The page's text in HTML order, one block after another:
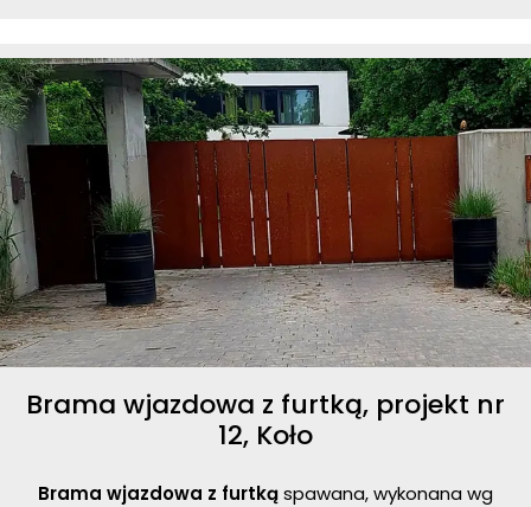
Brama wjazdowa z furtką, projekt nr
12, Koło
Brama wjazdowa z furtkąspawana, wykonana wg